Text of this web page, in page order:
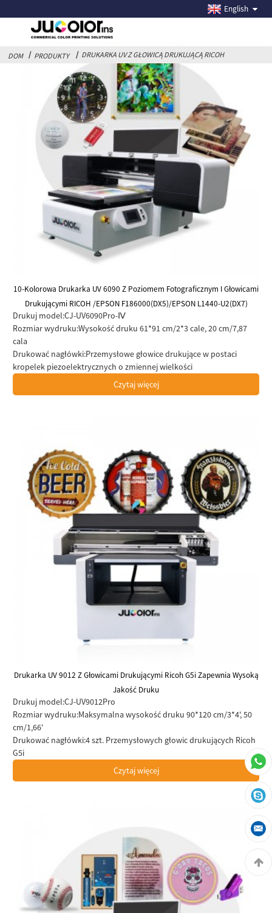
English
DOM PRODUKTY DRUKARKA UV Z GŁOWICĄ DRUKUJĄCĄ RICOH
DRUKARKA UV Z GŁOWICĄ DRUKUJĄCĄ RICOH
10-Kolorowa Drukarka UV 6090 Z Poziomem Fotograficznym I Głowicami
Drukującymi RICOH /EPSON F186000(DX5)/EPSON L1440-U2(DX7)
Wysokiej Jakości Drukarka
Drukuj model:CJ-UV6090Pro-Ⅳ
Rozmiar wydruku:Wysokość druku 61*91 cm/2*3 cale, 20 cm/7,87
cala
Drukować nagłówki:Przemysłowe głowice drukujące w postaci
kropelek piezoelektrycznych o zmiennej wielkości
Czytaj więcej
Drukarka UV 9012 Z Głowicami Drukującymi Ricoh G5i Zapewnia Wysoką
Jakość Druku
Drukuj model:CJ-UV9012Pro
Rozmiar wydruku:Maksymalna wysokość druku 90*120 cm/3*4', 50
cm/1,66'
Drukować nagłówki:4 szt. Przemysłowych głowic drukujących Ricoh
G5i
Czytaj więcej